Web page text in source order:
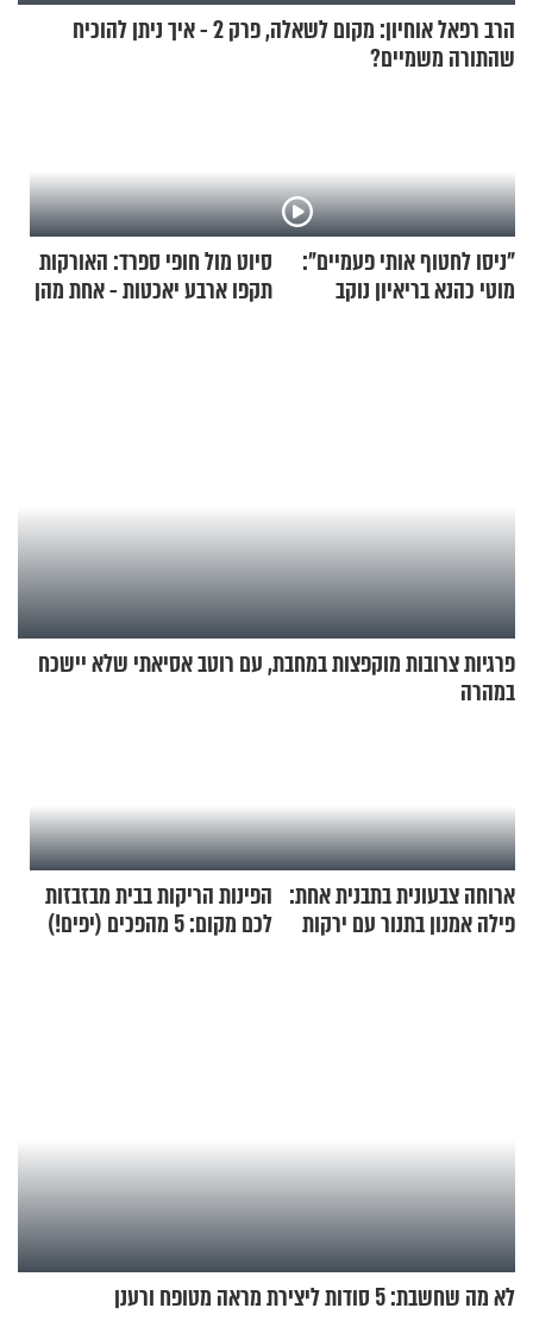
הרב רפאל אוחיון: מקום לשאלה, פרק 2 - איך ניתן להוכיח
שהתורה משמיים?
"ניסו לחטוף אותי פעמיים":
מוטי כהנא בריאיון נוקב
סיוט מול חופי ספרד: האורקות
תקפו ארבע יאכטות - אחת מהן
פרגיות צרובות מוקפצות במחבת, עם רוטב אסיאתי שלא יישכח
במהרה
ארוחה צבעונית בתבנית אחת:
פילה אמנון בתנור עם ירקות
הפינות הריקות בבית מבזבזות
לכם מקום: 5 מהפכים (יפים!)
לא מה שחשבת: 5 סודות ליצירת מראה מטופח ורענן